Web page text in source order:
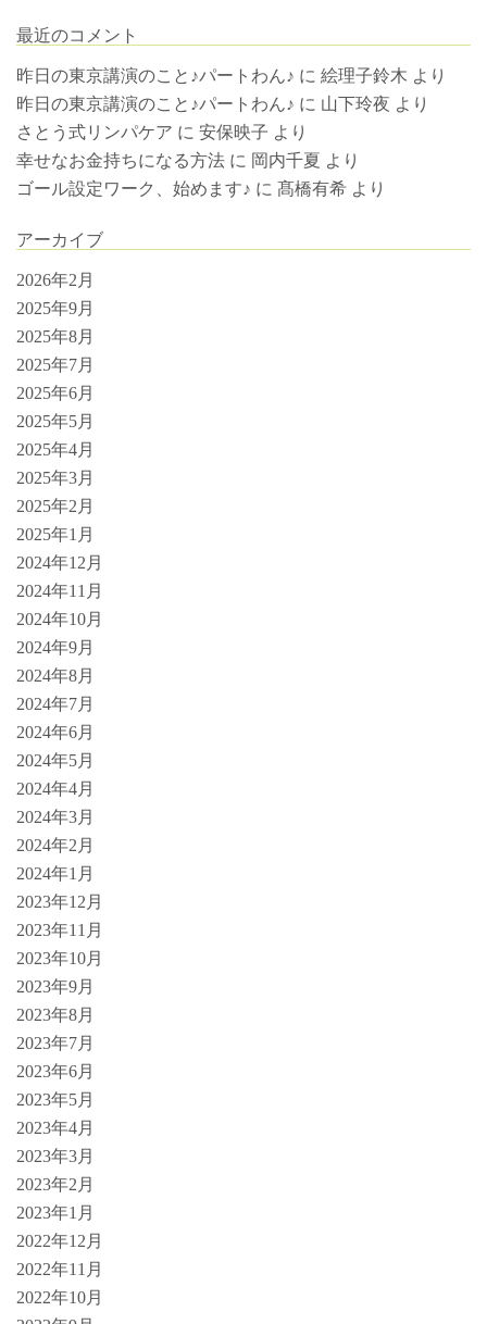
最近のコメント
昨日の東京講演のこと♪パートわん♪ に 絵理子鈴木 より
昨日の東京講演のこと♪パートわん♪ に 山下玲夜 より
さとう式リンパケア に 安保映子 より
幸せなお金持ちになる方法 に 岡内千夏 より
ゴール設定ワーク、始めます♪ に 髙橋有希 より
アーカイブ
2026年2月
2025年9月
2025年8月
2025年7月
2025年6月
2025年5月
2025年4月
2025年3月
2025年2月
2025年1月
2024年12月
2024年11月
2024年10月
2024年9月
2024年8月
2024年7月
2024年6月
2024年5月
2024年4月
2024年3月
2024年2月
2024年1月
2023年12月
2023年11月
2023年10月
2023年9月
2023年8月
2023年7月
2023年6月
2023年5月
2023年4月
2023年3月
2023年2月
2023年1月
2022年12月
2022年11月
2022年10月